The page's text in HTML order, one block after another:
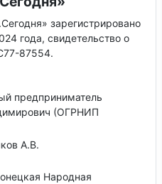
зарегистрировано
года, свидетельство о
87554.
предприниматель
(ОГРНИП
А.В.
Народная